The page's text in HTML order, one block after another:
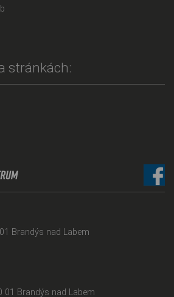
stránkách:
Brandýs nad Labem
01 Brandýs nad Labem